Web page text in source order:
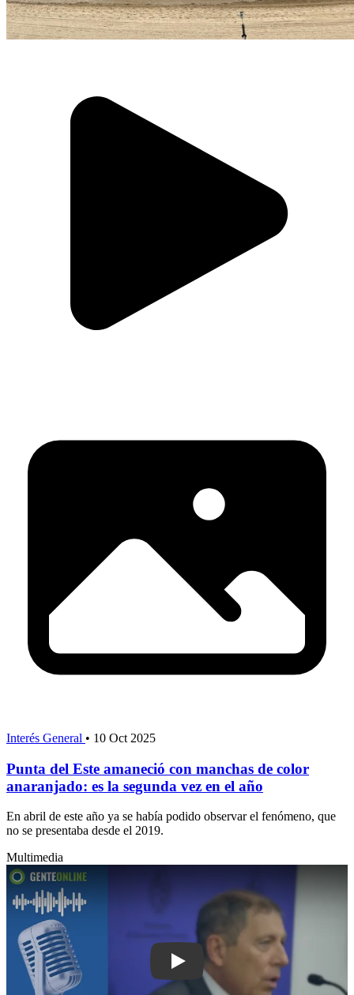
Interés General • 10 Oct 2025
Punta del Este amaneció con manchas de color
anaranjado: es la segunda vez en el año
En abril de este año ya se había podido observar el fenómeno, que
no se presentaba desde el 2019.
Multimedia
Play: Residencia fiscal: Cámara